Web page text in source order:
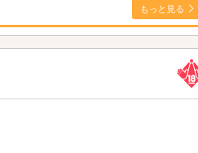
もっと見る